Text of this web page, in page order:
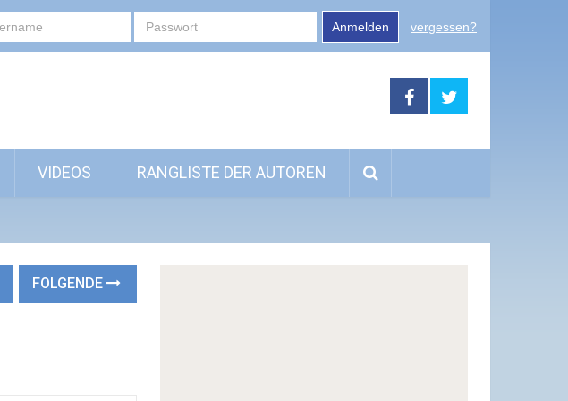
Anmelden vergessen?
VIDEOS RANGLISTE DER AUTOREN
FOLGENDE